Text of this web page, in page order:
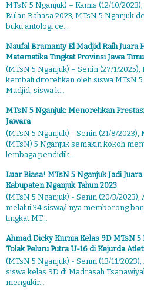
MTsN 5 Nganjuk) – Kamis (12/10/
Bulan Bahasa 2023, MTsN 5 Nganjuk
buku antologi ce...
Naufal Bramanty El Madjid Raih Juara
Matematika Tingkat Provinsi Jawa
(MTsN 5 Nganjuk) – Senin (27/1/
kembali ditorehkan oleh siswa MTsN
Madjid, siswa k...
MTsN 5 Nganjuk: Menorehkan
Jawara
(MTsN 5 Nganjuk) - Senin (21/8/
(MTsN) 5 Nganjuk semakin kokoh
lembaga pendidik...
Luar Biasa! MTsN 5 Nganjuk Jadi
Kabupaten Nganjuk Tahun 2023
(MTsN 5 Nganjuk) - Senin (20/3/2023),
melalui 34 siswa/i nya memborong
tingkat MT...
Ahmad Dicky Kurnia Kelas 9D MTsN
Tolak Peluru Putra U-16 di Kejurda
(MTsN 5 Nganjuk) - Senin (13/11/
siswa kelas 9D di Madrasah
mengukir...